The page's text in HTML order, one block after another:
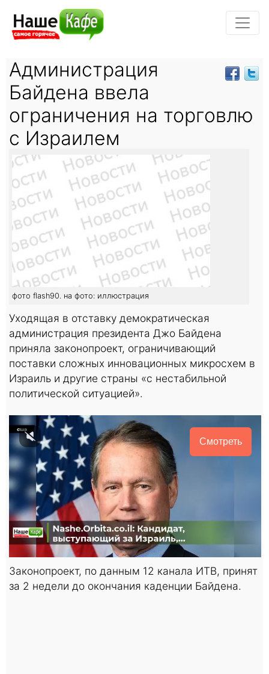
Администрация
Байдена ввела
ограничения на торговлю
с Израилем
фото flash90. на фото: иллюстрация
Уходящая в отставку демократическая
администрация президента Джо Байдена
приняла законопроект, ограничивающий
поставки сложных инновационных микросхем в
Израиль и другие страны «с нестабильной
политической ситуацией».
Смотреть
Законопроект, по данным 12 канала ИТВ, принят
за 2 недели до окончания каденции Байдена.